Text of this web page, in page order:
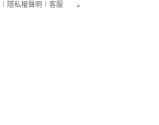
隱私權聲明 客服